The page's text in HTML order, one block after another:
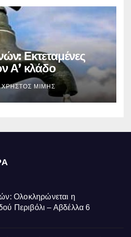
Εκτεταμένες
Α’ κλάδο
περιοχές
την Πέμπτη
ΧΡΉΣΤΟΣ ΜΊΜΗΣ
Ολοκληρώνεται η
Περιβόλι – Αβδέλλα 6